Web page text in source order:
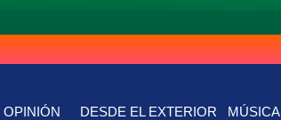
OPINIÓN DESDE EL EXTERIOR MÚSICA